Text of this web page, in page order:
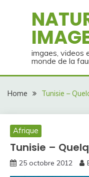
imgaes, videos
monde de la
Home Tunisie –
Afrique
Tunisie –
25 octobre 2012